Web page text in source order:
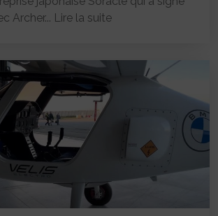
Archer... Lire la suite